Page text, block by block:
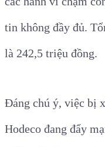
tin không đầy đủ.
là 242,5 triệu đồng.
Đáng chú ý, việc bị
Hodeco đang đẩy